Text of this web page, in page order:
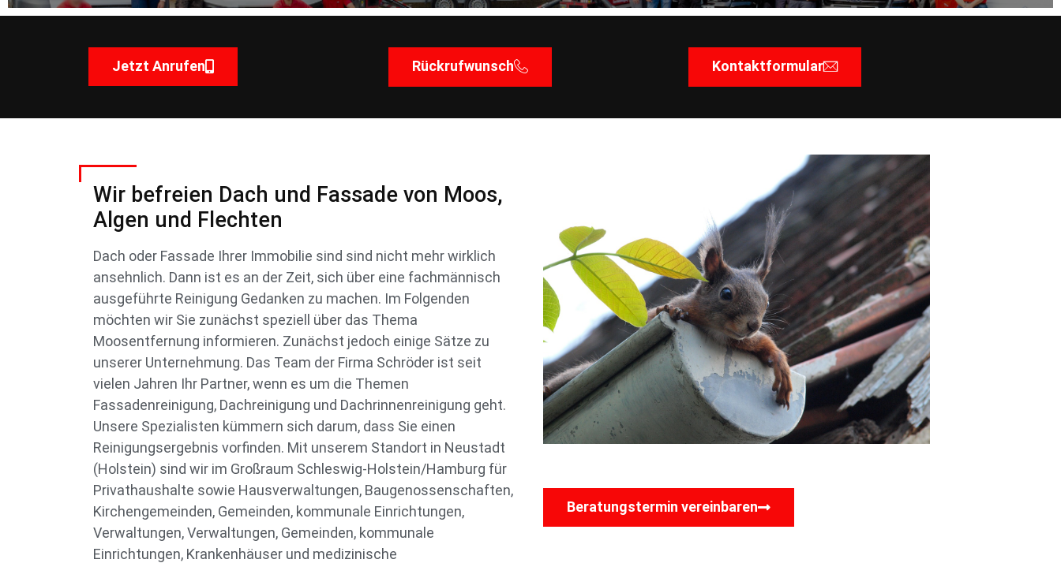
Jetzt Anrufen Rückrufwunsch Kontaktformular
Wir befreien Dach und Fassade von Moos,
Algen und Flechten
Dach oder Fassade Ihrer Immobilie sind sind nicht mehr wirklich
ansehnlich. Dann ist es an der Zeit, sich über eine fachmännisch
ausgeführte Reinigung Gedanken zu machen. Im Folgenden
möchten wir Sie zunächst speziell über das Thema
Moosentfernung informieren. Zunächst jedoch einige Sätze zu
unserer Unternehmung. Das Team der Firma Schröder ist seit
vielen Jahren Ihr Partner, wenn es um die Themen
Fassadenreinigung, Dachreinigung und Dachrinnenreinigung geht.
Unsere Spezialisten kümmern sich darum, dass Sie einen
Reinigungsergebnis vorfinden. Mit unserem Standort in Neustadt
(Holstein) sind wir im Großraum Schleswig-Holstein/Hamburg für
Privathaushalte sowie Hausverwaltungen, Baugenossenschaften,
Kirchengemeinden, Gemeinden, kommunale Einrichtungen,
Verwaltungen, Verwaltungen, Gemeinden, kommunale
Einrichtungen, Krankenhäuser und medizinische
Beratungstermin vereinbaren